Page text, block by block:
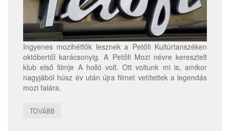
Ingyenes mozihétfők lesznek a Petőfi Kultúrtanszéken
októbertől karácsonyig. A Petőfi Mozi névre keresztelt
klub első filmje A holló volt. Ott voltunk mi is, amikor
nagyjából húsz év után újra filmet vetítettek a legendás
mozi falára.
TOVÁBB